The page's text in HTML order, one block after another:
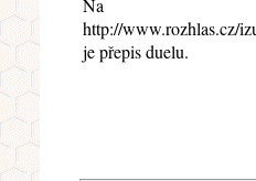
Na
http://www.rozhlas.cz/
je přepis duelu.